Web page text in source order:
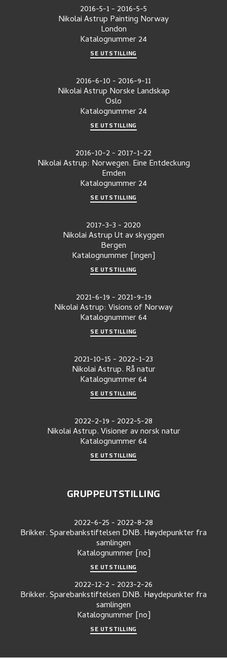
2016-5-1- 2016-5-5
Nikolai Astrup Painting Norway
London
Katalognummer24
SE UTSTILLING
2016-6-10- 2016-9-11
Nikolai Astrup Norske Landskap
Oslo
Katalognummer24
SE UTSTILLING
2016-10-2- 2017-1-22
Nikolai Astrup: Norwegen. Eine Entdeckung
Emden
Katalognummer24
SE UTSTILLING
2017-3-3- 2020
Nikolai Astrup Ut av skyggen
Bergen
Katalognummer[ingen]
SE UTSTILLING
2021-6-19- 2021-9-19
Nikolai Astrup: Visions of Norway
Katalognummer64
SE UTSTILLING
2021-10-15- 2022-1-23
Nikolai Astrup. Rå natur
Katalognummer64
SE UTSTILLING
2022-2-19- 2022-5-28
Nikolai Astrup. Visioner av norsk natur
Katalognummer64
SE UTSTILLING
GRUPPEUTSTILLING
2022-6-25- 2022-8-28
Brikker. Sparebankstiftelsen DNB. Høydepunkter fra
samlingen
Katalognummer [no]
SE UTSTILLING
2022-12-2- 2023-2-26
Brikker. Sparebankstiftelsen DNB. Høydepunkter fra
samlingen
Katalognummer [no]
SE UTSTILLING